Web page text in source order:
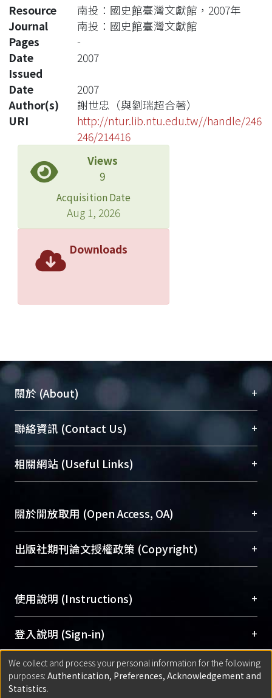
Resource
南投：國史館臺灣文獻館，2007年
Journal
南投：國史館臺灣文獻館
Pages
-
Date
Issued
2007
Date
2007
Author(s)
謝世忠（與劉瑞超合著）
URI
http://ntur.lib.ntu.edu.tw//handle/246
246/214416
Views
9
Acquisition Date
Aug 1, 2026
Downloads
關於 (About) +
臺大位居世界頂尖大學之列，為永久珍藏及向國際
展現本校豐碩的研究成果及學術能量，圖書館整合
機構典藏（NTUR）與學術庫（AH）不同功能平
台，成為臺大學術典藏NTU scholars。期能整合研
成果。
To permanently archive and promote researcher
profiles and scholarly works, Library integrates the
services of “NTU Repository” with “Academic
聯絡資訊 (Contact Us) +
總館學科館員(Main Library)
醫學圖書館學科館員(Medical Library)
Sciences Library)
相關網站 (Useful Links) +
關於開放取用 (Open Access, OA) +
開放取用是從使用者角度提升資訊取用性的社會運
動，應用在學術研究上是透過將研究著作公開供使
用逐年攀升。同時可加速研究發展、提升研究影響
Archive）平台。 （點選深入了解OA）
出版社期刊論文授權政策 (Copyright) +
含部分內容的版權非匯入者所有，或由第三方贊
助與合作完成，請確認該版權所有者及第三方同
意提供此授權。
Please represent that the submission is your
original work, and that you have the right to
grant the rights to upload.
使用說明 (Instructions) +
網站簡介(Quickstart Guide)
使用手冊(Instruction Manual)
線上預約服務(Booking Service)
登入說明 (Sign-in) +
方案一：臺灣大學計算機中心帳號登入
(With C&INC Email Account)
匯入著作 (Submission) +
We collect and process your personal information for the following
purposes: Authentication, Preferences, Acknowledgement and
Statistics.